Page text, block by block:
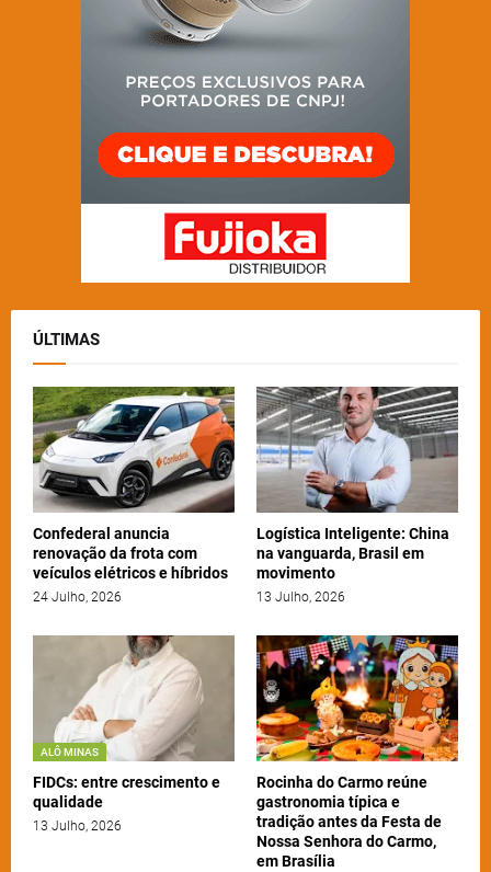
ÚLTIMAS
Confederal anuncia
renovação da frota com
veículos elétricos e híbridos
24 Julho, 2026
Logística Inteligente: China
na vanguarda, Brasil em
movimento
13 Julho, 2026
ALÔ MINAS
FIDCs: entre crescimento e
qualidade
13 Julho, 2026
Rocinha do Carmo reúne
gastronomia típica e
tradição antes da Festa de
Nossa Senhora do Carmo,
em Brasília